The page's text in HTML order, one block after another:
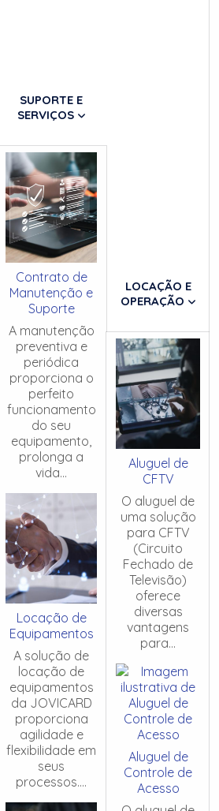
SUPORTE E
SERVIÇOS
Contrato de
Manutenção e
Suporte
A manutenção
preventiva e
periódica
proporciona o
perfeito
funcionamento
do seu
equipamento,
prolonga a
vida...
Locação de
Equipamentos
A solução de
locação de
equipamentos
da JOVICARD
proporciona
agilidade e
flexibilidade em
seus
processos....
LOCAÇÃO E
OPERAÇÃO
Aluguel de
CFTV
O aluguel de
uma solução
para CFTV
(Circuito
Fechado de
Televisão)
oferece
diversas
vantagens
para...
Aluguel de
Controle de
Acesso